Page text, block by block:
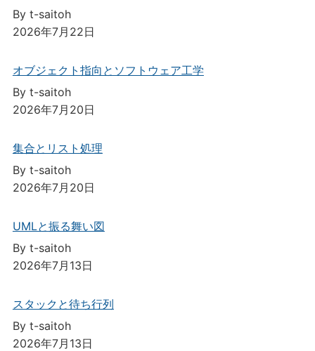
By t-saitoh
2026年7月22日
オブジェクト指向とソフトウェア工学
By t-saitoh
2026年7月20日
集合とリスト処理
By t-saitoh
2026年7月20日
UMLと振る舞い図
By t-saitoh
2026年7月13日
スタックと待ち行列
By t-saitoh
2026年7月13日